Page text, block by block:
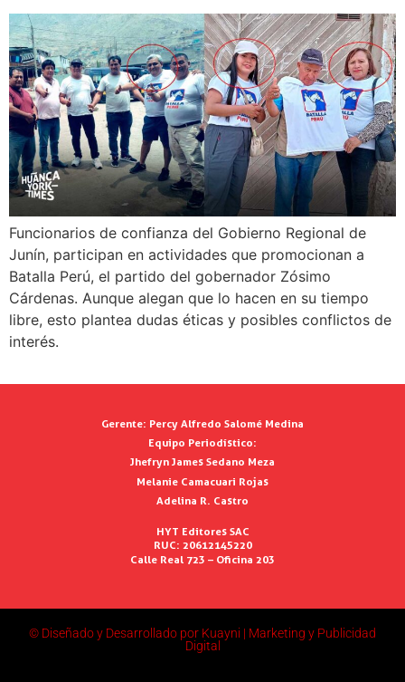
Funcionarios de confianza del Gobierno Regional de
Junín, participan en actividades que promocionan a
Batalla Perú, el partido del gobernador Zósimo
Cárdenas. Aunque alegan que lo hacen en su tiempo
libre, esto plantea dudas éticas y posibles conflictos de
interés.
Gerente: Percy Alfredo Salomé Medina
Equipo Periodístico:
Jhefryn James Sedano Meza
Melanie Camacuari Rojas
Adelina R. Castro
HYT Editores SAC
RUC: 20612145220
Calle Real 723 – Oficina 203
© Diseñado y Desarrollado por Kuayni | Marketing y Publicidad
Digital